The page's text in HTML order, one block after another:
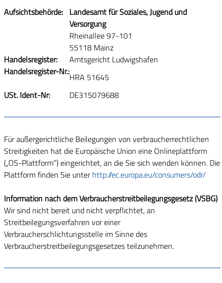
Aufsichtsbehörde: Landesamt für Soziales, Jugend und
Versorgung
Rheinallee 97-101
55118 Mainz
Handelsregister:
Amtsgericht Ludwigshafen
Handelsregister-Nr.:HRA 51645
USt. Ident-Nr:
DE315079688
Für außergerichtliche Beilegungen von verbraucherrechtlichen
Streitigkeiten hat die Europäische Union eine Onlineplattform
(„OS-Plattform”) eingerichtet, an die Sie sich wenden können. Die
Plattform finden Sie unterhttp://ec.europa.eu/consumers/odr/
Information nach dem Verbraucherstreitbeilegungsgesetz (VSBG)
Wir sind nicht bereit und nicht verpflichtet, an
Streitbeilegungsverfahren vor einer
Verbraucherschlichtungsstelle im Sinne des
Verbraucherstreitbeilegungsgesetzes teilzunehmen.